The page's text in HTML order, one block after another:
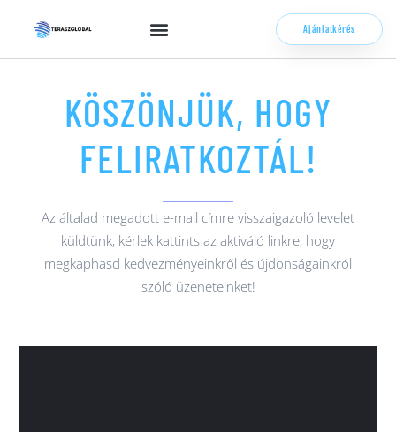
Ajánlatkérés
KÖSZÖNJÜK, HOGY
FELIRATKOZTÁL!
Az általad megadott e-mail címre visszaigazoló levelet
küldtünk, kérlek kattints az aktiváló linkre, hogy
megkaphasd kedvezményeinkről és újdonságainkról
szóló üzeneteinket!